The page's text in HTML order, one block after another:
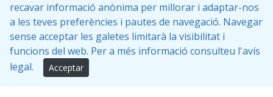
recavar informació anònima per millorar i adaptar-nos
a les teves preferències i pautes de navegació. Navegar
sense acceptar les galetes limitarà la visibilitat i
funcions del web. Per a més informació consulteu l'avís
legal.
Acceptar